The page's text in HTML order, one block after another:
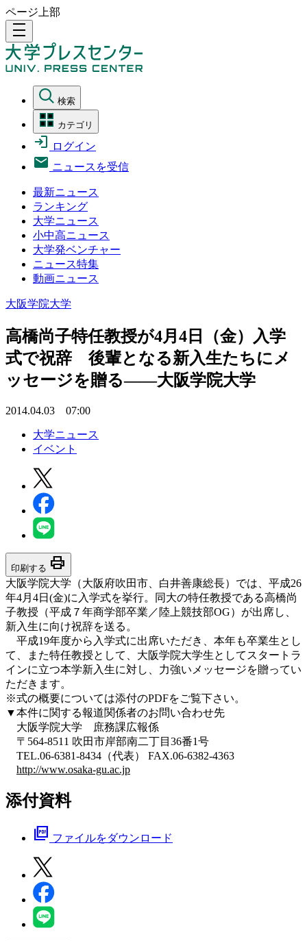
ページ上部
density_medium
検索
カテゴリ
ログイン
ニュースを受信
最新ニュース
ランキング
大学ニュース
小中高ニュース
大学発ベンチャー
ニュース特集
動画ニュース
大阪学院大学
高橋尚子特任教授が4月4日（金）入学
式で祝辞 後輩となる新入生たちにメ
ッセージを贈る――大阪学院大学
2014.04.03 07:00
大学ニュース
イベント
印刷する print
大阪学院大学（大阪府吹田市、白井善康総長）では、平成26
年4月4日(金)に入学式を挙行。同大の特任教授である高橋尚
子教授（平成７年商学部卒業／陸上競技部OG）が出席し、
新入生に向け祝辞を送る。
平成19年度から入学式に出席いただき、本年も卒業生とし
て、また特任教授として、大阪学院大学生としてスタートラ
インに立つ本学新入生に対し、力強いメッセージを贈ってい
ただきます。
※式の概要については添付のPDFをご覧下さい。
▼本件に関する報道関係者のお問い合わせ先
大阪学院大学 庶務課広報係
〒564-8511 吹田市岸部南二丁目36番1号
TEL.06-6381-8434（代表） FAX.06-6382-4363
http://www.osaka-gu.ac.jp
添付資料
picture_as_pdf ファイルをダウンロード